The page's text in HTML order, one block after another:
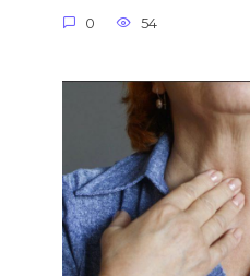
0 54